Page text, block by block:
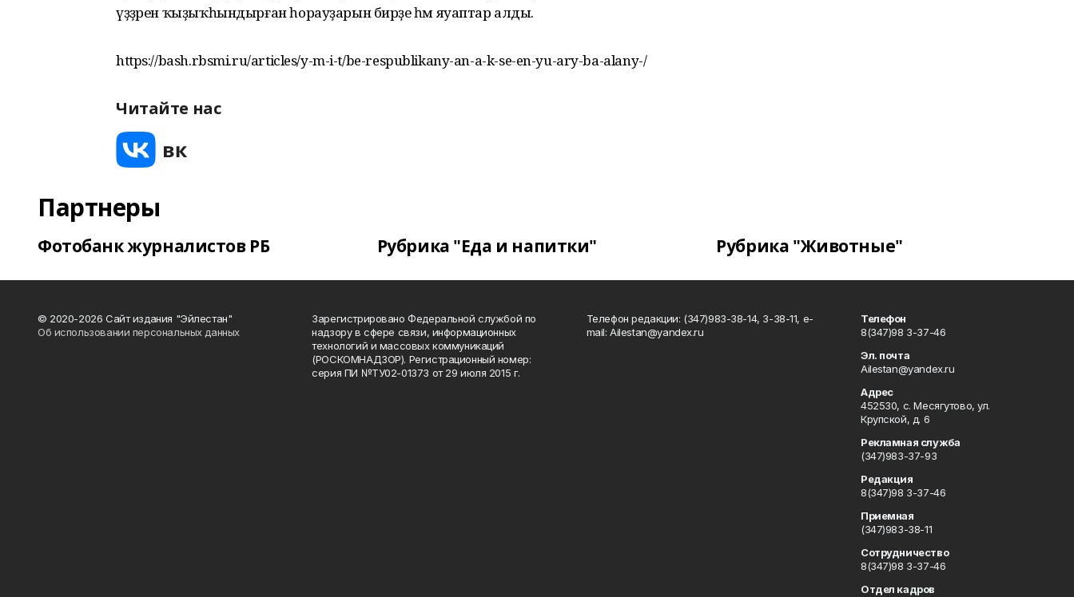
үҙҙәрен ҡыҙыҡһындырған һорауҙарын бирҙе һәм яуаптар алды.
https://bash.rbsmi.ru/articles/y-m-i-t/be-respublikany-an-a-k-se-en-yu-ary-ba-alany-/
Читайте нас
Партнеры
Фотобанк журналистов РБ Рубрика "Еда и напитки" Рубрика "Животные"
© 2020-2026 Сайт издания "Эйлестан"
Об использовании персональных данных
Зарегистрировано Федеральной службой по
надзору в сфере связи, информационных
технологий и массовых коммуникаций
(РОСКОМНАДЗОР). Регистрационный номер:
серия ПИ №ТУ02-01373 от 29 июля 2015 г.
Телефон редакции: (347)983-38-14, 3-38-11, e-
mail: Ailestan@yandex.ru
Телефон
8(347)98 3-37-46
Эл. почта
Ailestan@yandex.ru
Адрес
452530, с. Месягутово, ул.
Крупской, д. 6
Рекламная служба
(347)983-37-93
Редакция
8(347)98 3-37-46
Приемная
(347)983-38-11
Сотрудничество
8(347)98 3-37-46
Отдел кадров